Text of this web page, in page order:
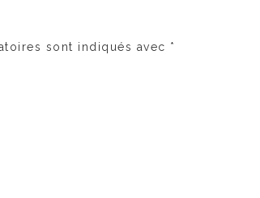
sont indiqués avec *